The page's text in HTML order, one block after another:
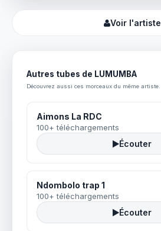
Voir l'artiste
Autres tubes de LUMUMBA
Découvrez aussi ces morceaux du même artiste.
Aimons La RDC
100+ téléchargements
Écouter
Ndombolo trap 1
100+ téléchargements
Écouter